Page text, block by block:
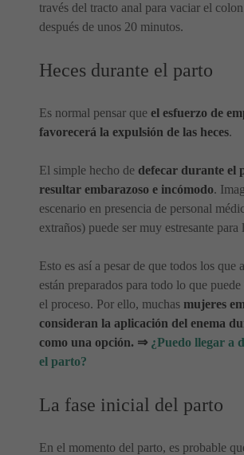
través del tracto anal para vaciar el
después de unos 20 minutos.
Heces durante el parto
Es normal pensar que el esfuerzo de
favorecerá la expulsión de las heces.
El simple hecho de defecar durante el
resultar embarazoso e incómodo.
escenario en presencia de personal
extraños) puede ser muy estresante para
Esto es así a pesar de que todos los que
están preparados para todo lo que
el proceso. Por ello, muchas mujeres
consideran la aplicación del enema
como una opción. ⇒ ¿Puedo llegar a
el parto?
La fase inicial del parto
En el momento del parto, es probable